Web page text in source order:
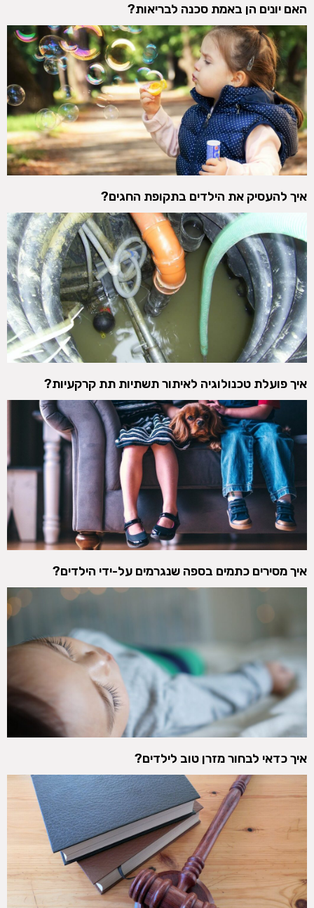
האם יונים הן באמת סכנה לבריאות?
איך להעסיק את הילדים בתקופת החגים?
איך פועלת טכנולוגיה לאיתור תשתיות תת קרקעיות?
איך מסירים כתמים בספה שנגרמים על-ידי הילדים?
איך כדאי לבחור מזרן טוב לילדים?